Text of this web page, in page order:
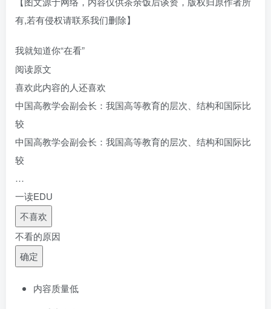
有,若有侵权请联系我们删除】
我就知道你“在看”
阅读原文
喜欢此内容的人还喜欢
中国高教学会副会长：我国高等教育的层次、结构和国际比
较
中国高教学会副会长：我国高等教育的层次、结构和国际比
较
…
一读EDU
不喜欢
不看的原因
确定
内容质量低